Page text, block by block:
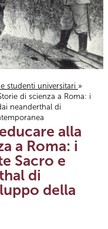
studenti universitari »
di scienza a Roma: i
neanderthal di
alla
a Roma: i
Sacro e
di
della